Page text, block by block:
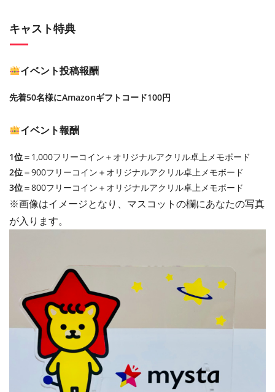
キャスト特典
イベント投稿報酬
先着50名様にAmazonギフトコード100円
イベント報酬
1位＝1,000フリーコイン＋オリジナルアクリル卓上メモボード
2位＝900フリーコイン＋オリジナルアクリル卓上メモボード
3位＝800フリーコイン＋オリジナルアクリル卓上メモボード
※画像はイメージとなり、マスコットの欄にあなたの写真
が入ります。